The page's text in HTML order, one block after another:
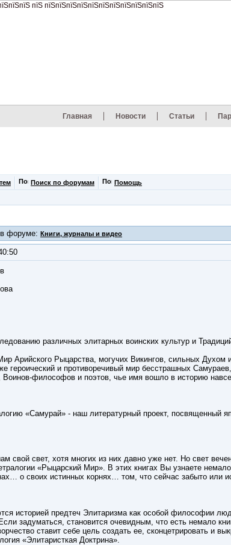
Главная Новости Статьи
Поиск по форумам Помощь
форуме: Книги, журналы и видео
различных элитарных воинских культур и
Арийского Рыцарства, могучих Викингов, сильных Духом
героический и противоречивый мир бесстрашных
Воинов-философов и поэтов, чье имя вошло в историю
«Самурай» - наш литературный проект, посвященный
свой свет, хотя многих из них давно уже нет. Но свет
«Рыцарский Мир». В этих книгах Вы узнаете
о своих истинных корнях… том, что сейчас забыто или
историей предтеч Элитаризма как особой философии
задуматься, становится очевидным, что есть немало
ставит себе цель создать ее, сконцетрировать и
«Элитаристкая Доктрина».